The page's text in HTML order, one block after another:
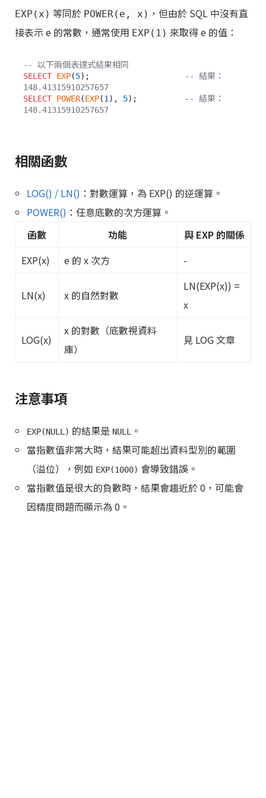
EXP(x) 等同於 POWER(e, x) ，但由於 SQL 中沒有直
接表示 e 的常數，通常使用 EXP(1) 來取得 e 的值：
-- 以下兩個表達式結果相同
SELECT EXP(5);
-- 結果：
148.41315910257657
SELECT POWER(EXP(1), 5);
-- 結果：
148.41315910257657
相關函數
LOG() / LN() ：對數運算，為 EXP() 的逆運算。
POWER() ：任意底數的次方運算。
函數
功能
與 EXP 的關係
EXP(x)
e 的 x 次方 -
LN(x) x 的自然對數
LN(EXP(x)) =
x
LOG(x)
x 的對數（底數視資料
庫）
見 LOG 文章
注意事項
EXP(NULL) 的結果是 NULL
。
當指數值非常大時，結果可能超出資料型別的範圍
（溢位），例如 EXP(1000) 會導致錯誤。
當指數值是很大的負數時，結果會趨近於 0，可能會
因精度問題而顯示為 0。